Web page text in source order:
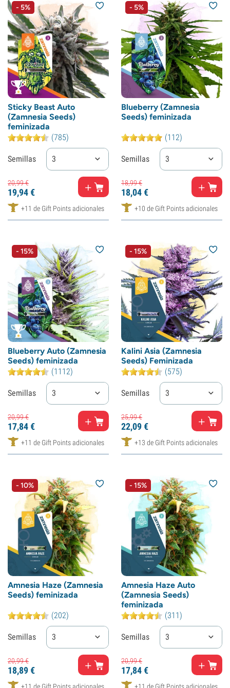
- 5%
Sticky Beast Auto
(Zamnesia Seeds)
feminizada
(785)
Semillas 3
20,99€
19,94€
+11 de Gift Points adicionales
- 5%
Blueberry (Zamnesia
Seeds) feminizada
(112)
Semillas 3
18,99€
18,04€
+10 de Gift Points adicionales
- 15%
Blueberry Auto (Zamnesia
Seeds) feminizada
(1112)
Semillas 3
20,99€
17,84€
+11 de Gift Points adicionales
- 15%
Kalini Asia (Zamnesia
Seeds) Feminizada
(575)
Semillas 3
25,99€
22,09€
+13 de Gift Points adicionales
- 10%
Amnesia Haze (Zamnesia
Seeds) feminizada
(202)
Semillas 3
20,99€
18,89€
- 15%
Amnesia Haze Auto
(Zamnesia Seeds)
feminizada
(311)
Semillas 3
20,99€
17,84€